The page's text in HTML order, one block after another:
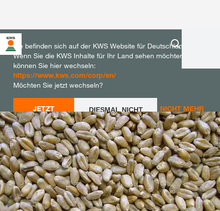
Sie befinden sich auf der KWS Website für Deutschland.
Wenn Sie die KWS Inhalte für Ihr Land sehen möchten,
können Sie hier wechseln:
https://www.kws.com/corp/en/
Möchten Sie jetzt wechseln?
JETZT
WECHSELN
DIESMAL NICHT
WECHSELN
NICHT MEHR
FRAGEN